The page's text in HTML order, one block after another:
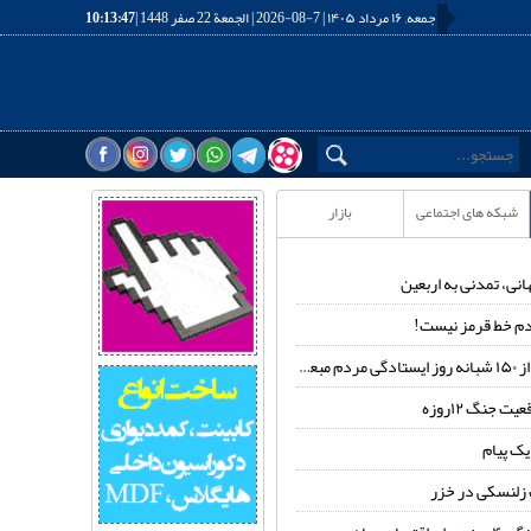
جمعه, ۱۶ مرداد ۱۴۰۵ | 7-08-2026 | الجمعة 22 صفر 1448 | 10:13:47
شبکه های اجتماعی بازار
تمدنی به اربعین
خط قرمز نیست!
شده
جنگ ۱۲روزه
پیام
در خزر